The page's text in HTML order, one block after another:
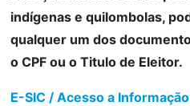
indígenas e quilombolas,
qualquer um dos
o CPF ou o Titulo de Eleitor.
E-SIC / Acesso a Informação